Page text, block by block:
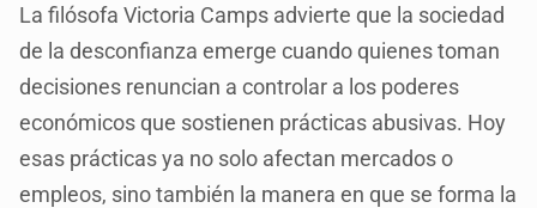
La filósofa Victoria Camps advierte que la sociedad
de la desconfianza emerge cuando quienes toman
decisiones renuncian a controlar a los poderes
económicos que sostienen prácticas abusivas. Hoy
esas prácticas ya no solo afectan mercados o
empleos, sino también la manera en que se forma la